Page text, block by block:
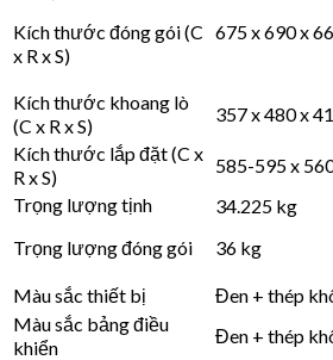
Kích thước đóng gói (C
x R x S)
675 x 690 x
Kích thước khoang lò
(C x R x S)
357 x 480 x
Kích thước lắp đặt (C x
R x S)
585-595 x
Trọng lượng tịnh
Trọng lượng đóng gói
34.225 kg
36 kg
Màu sắc thiết bị
Đen + thép
Màu sắc bảng điều
khiển
Đen + thép